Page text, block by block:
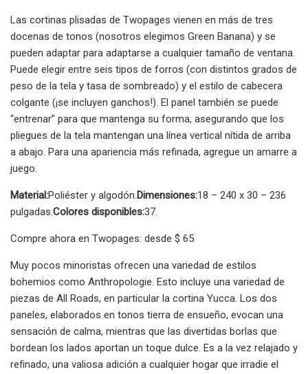
Las cortinas plisadas de Twopages vienen en más de tres
docenas de tonos (nosotros elegimos Green Banana) y se
pueden adaptar para adaptarse a cualquier tamaño de ventana.
Puede elegir entre seis tipos de forros (con distintos grados de
peso de la tela y tasa de sombreado) y el estilo de cabecera
colgante (¡se incluyen ganchos!). El panel también se puede
“entrenar” para que mantenga su forma, asegurando que los
pliegues de la tela mantengan una línea vertical nítida de arriba
a abajo. Para una apariencia más refinada, agregue un amarre a
juego.
Material:Poliéster y algodón.Dimensiones:18 – 240 x 30 – 236
pulgadas.Colores disponibles:37.
Compre ahora en Twopages: desde $ 65
Muy pocos minoristas ofrecen una variedad de estilos
bohemios como Anthropologie. Esto incluye una variedad de
piezas de All Roads, en particular la cortina Yucca. Los dos
paneles, elaborados en tonos tierra de ensueño, evocan una
sensación de calma, mientras que las divertidas borlas que
bordean los lados aportan un toque dulce. Es a la vez relajado y
refinado, una valiosa adición a cualquier hogar que irradie el